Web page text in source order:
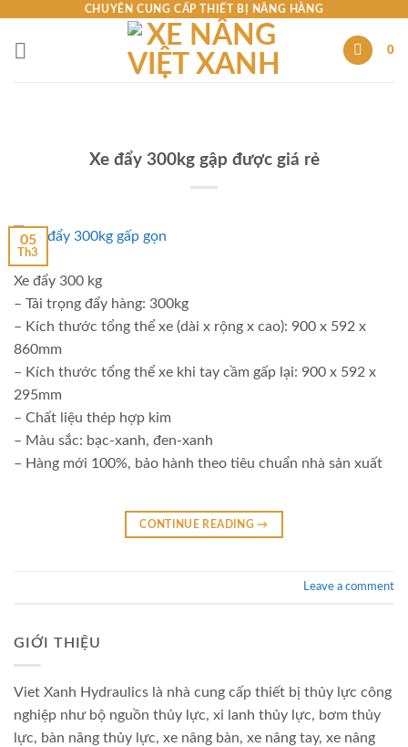
content
CHUYÊN CUNG CẤP THIẾT BỊ NÂNG HÀNG
0
Xe đẩy 300kg gập được giá rẻ
05
Th3
Xe đẩy 300 kg
– Tải trọng đẩy hàng: 300kg
– Kích thước tổng thể xe (dài x rộng x cao): 900 x 592 x
860mm
– Kích thước tổng thể xe khi tay cầm gấp lại: 900 x 592 x
295mm
– Chất liệu thép hợp kim
– Màu sắc: bạc-xanh, đen-xanh
– Hàng mới 100%, bảo hành theo tiêu chuẩn nhà sản xuất
CONTINUE READING→
Leave a comment
GIỚI THIỆU
Viet Xanh Hydraulics là nhà cung cấp thiết bị thủy lực công
nghiệp như bộ nguồn thủy lực, xi lanh thủy lực, bơm thủy
lực, bàn nâng thủy lực, xe nâng bàn, xe nâng tay, xe nâng